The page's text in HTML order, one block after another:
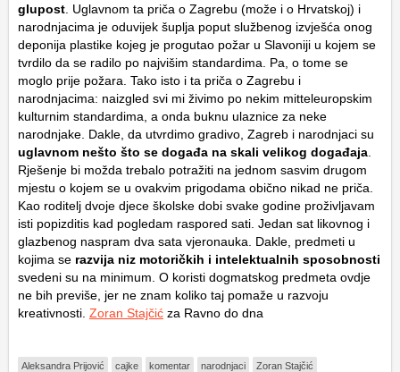
glupost. Uglavnom ta priča o Zagrebu (može i o Hrvatskoj) i
narodnjacima je oduvijek šuplja poput službenog izvješća onog
deponija plastike kojeg je progutao požar u Slavoniji u kojem se
tvrdilo da se radilo po najvišim standardima. Pa, o tome se
moglo prije požara. Tako isto i ta priča o Zagrebu i
narodnjacima: naizgled svi mi živimo po nekim mitteleuropskim
kulturnim standardima, a onda buknu ulaznice za neke
narodnjake. Dakle, da utvrdimo gradivo, Zagreb i narodnjaci su
uglavnom nešto što se događa na skali velikog događaja.
Rješenje bi možda trebalo potražiti na jednom sasvim drugom
mjestu o kojem se u ovakvim prigodama obično nikad ne priča.
Kao roditelj dvoje djece školske dobi svake godine proživljavam
isti popizditis kad pogledam raspored sati. Jedan sat likovnog i
glazbenog naspram dva sata vjeronauka. Dakle, predmeti u
kojima se razvija niz motoričkih i intelektualnih sposobnosti
svedeni su na minimum. O koristi dogmatskog predmeta ovdje
ne bih previše, jer ne znam koliko taj pomaže u razvoju
kreativnosti. Zoran Stajčić za Ravno do dna
Aleksandra Prijović cajke komentar narodnjaci Zoran Stajčić